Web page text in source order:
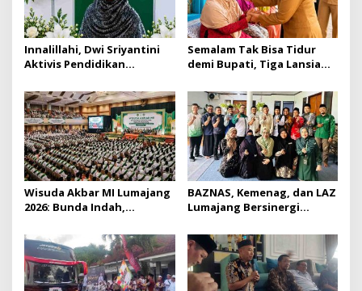
Innalillahi, Dwi Sriyantini
Aktivis Pendidikan
Semalam Tak Bisa Tidur
demi Bupati, Tiga Lansia
Tompokersan Akhirnya
Disapa Bunda Indah
Wisuda Akbar MI Lumajang
2026: Bunda Indah,
yang Disemai dari
Madrasah
BAZNAS, Kemenag, dan LAZ
Lumajang Bersinergi